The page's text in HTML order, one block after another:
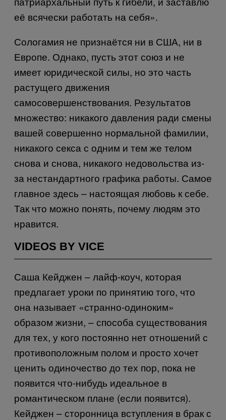
её всячески работать на себя».
Сологамия не признаётся ни в США, ни в
Европе. Однако, пусть этот союз и не
имеет юридической силы, но это часть
растущего движения
самосовершенствования. Результатов
множество: никакого давления ради смены
вашей совершенно нормальной фамилии,
никакого секса с одним и тем же телом
снова и снова, никакого недовольства из-
за нестандартного графика работы. Самое
главное здесь – настоящая любовь к себе.
Так что можно понять, почему людям это
нравится.
VIDEOS BY VICE
Саша Кейджен – лайф-коуч, которая
предлагает уроки по принятию того, что
она называет «странно-одиноким»
образом жизни, – способа существования
для тех, у кого постоянно нет отношений с
противоположным полом и просто хочет
ценить одиночество до тех пор, пока не
появится что-нибудь идеальное в
романтическом плане (если появится).
Кейджен – сторонница вступления в брак с